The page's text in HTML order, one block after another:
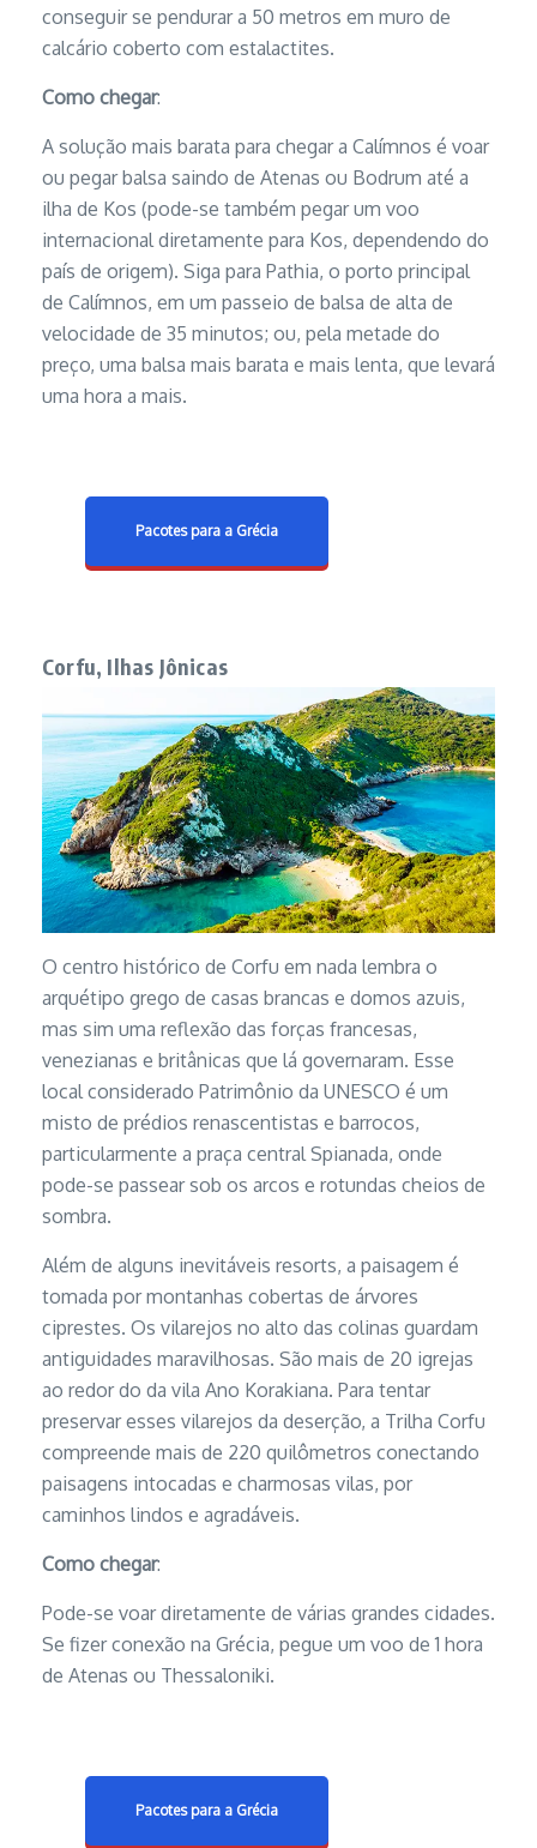
conseguir se pendurar a 50 metros em muro de
calcário coberto com estalactites.
Como chegar:
A solução mais barata para chegar a Calímnos é voar
ou pegar balsa saindo de Atenas ou Bodrum até a
ilha de Kos (pode-se também pegar um voo
internacional diretamente para Kos, dependendo do
país de origem). Siga para Pathia, o porto principal
de Calímnos, em um passeio de balsa de alta de
velocidade de 35 minutos; ou, pela metade do
preço, uma balsa mais barata e mais lenta, que levará
uma hora a mais.
Pacotes para a Grécia
Corfu, Ilhas Jônicas
O centro histórico de Corfu em nada lembra o
arquétipo grego de casas brancas e domos azuis,
mas sim uma reflexão das forças francesas,
venezianas e britânicas que lá governaram. Esse
local considerado Patrimônio da UNESCO é um
misto de prédios renascentistas e barrocos,
particularmente a praça central Spianada, onde
pode-se passear sob os arcos e rotundas cheios de
sombra.
Além de alguns inevitáveis resorts, a paisagem é
tomada por montanhas cobertas de árvores
ciprestes. Os vilarejos no alto das colinas guardam
antiguidades maravilhosas. São mais de 20 igrejas
ao redor do da vila Ano Korakiana. Para tentar
preservar esses vilarejos da deserção, a Trilha Corfu
compreende mais de 220 quilômetros conectando
paisagens intocadas e charmosas vilas, por
caminhos lindos e agradáveis.
Como chegar:
Pode-se voar diretamente de várias grandes cidades.
Se fizer conexão na Grécia, pegue um voo de 1 hora
de Atenas ou Thessaloniki.
Pacotes para a Grécia